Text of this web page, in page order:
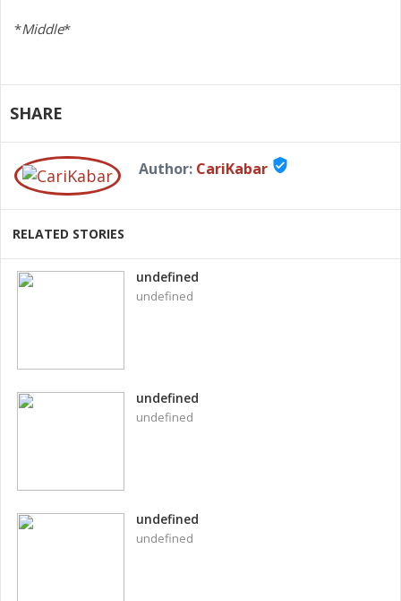
*Middle*
SHARE
Author: CariKabar verified_user
RELATED STORIES
undefined
undefined
undefined
undefined
undefined
undefined